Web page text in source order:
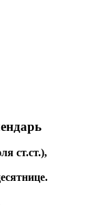
ст.ст.),